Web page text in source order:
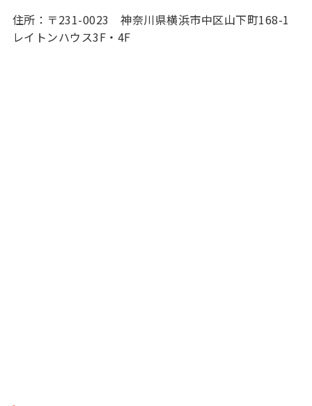
住所：〒231-0023 神奈川県横浜市中区山下町168-1
レイトンハウス3F・4F